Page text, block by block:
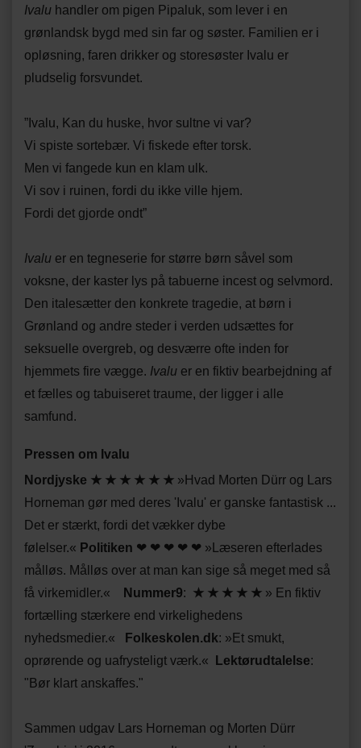
Ivalu handler om pigen Pipaluk, som lever i en
grønlandsk bygd med sin far og søster. Familien er i
opløsning, faren drikker og storesøster Ivalu er
pludselig forsvundet.
”Ivalu, Kan du huske, hvor sultne vi var?
Vi spiste sortebær. Vi fiskede efter torsk.
Men vi fangede kun en klam ulk.
Vi sov i ruinen, fordi du ikke ville hjem.
Fordi det gjorde ondt”
Ivalu er en tegneserie for større børn såvel som
voksne, der kaster lys på tabuerne incest og selvmord.
Den italesætter den konkrete tragedie, at børn i
Grønland og andre steder i verden udsættes for
seksuelle overgreb, og desværre ofte inden for
hjemmets fire vægge. Ivalu er en fiktiv bearbejdning af
et fælles og tabuiseret traume, der ligger i alle
samfund.
Pressen om Ivalu
Nordjyske ★ ★ ★ ★ ★ ★ »Hvad Morten Dürr og Lars
Horneman gør med deres 'Ivalu' er ganske fantastisk ...
Det er stærkt, fordi det vækker dybe
følelser.« Politiken ❤ ❤ ❤ ❤ ❤ »Læseren efterlades
målløs. Målløs over at man kan sige så meget med så
få virkemidler.«
Nummer9: ★ ★ ★ ★ ★ » En fiktiv
fortælling stærkere end virkelighedens
nyhedsmedier.« Folkeskolen.dk: » Et smukt,
oprørende og uafrysteligt værk.« Lektørudtalelse:
"Bør klart anskaffes."
Sammen udgav Lars Horneman og Morten Dürr